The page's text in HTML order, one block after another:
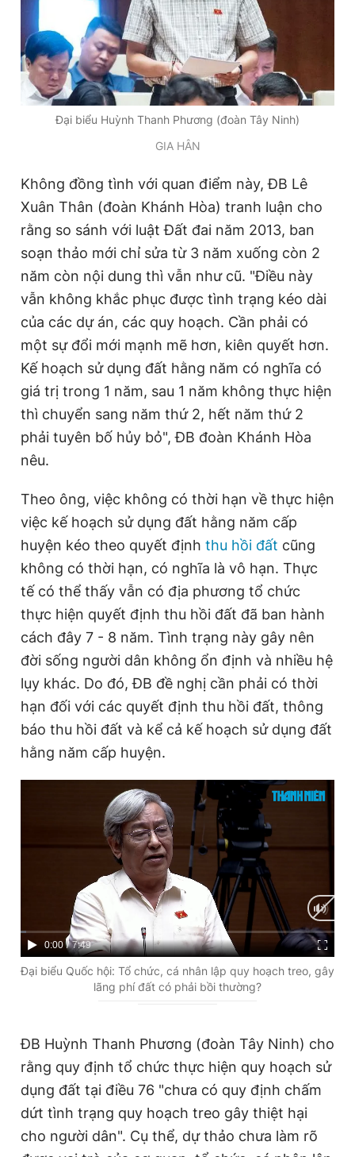
Tổng biên tập: Nguyễn Ngọc Toàn
Phó tổng biên tập thường trực: Hải Thành
Phó tổng biên tập: Lâm Hiếu Dũng
Phó tổng biên tập: Trần Việt Hưng
Tổng thư ký tòa soạn: Đức Trung
Giấy phép xuất bản số 110/GP - BTTTT cấp ngày 24.3.2020
© 2003-2026 Bản quyền thuộc về Báo Thanh Niên. Cấm sao
bản. Phát triển bởi ePi Technologies, JSC.
Đại biểu Huỳnh Thanh Phương (đoàn Tây Ninh)
GIA HÂN
Không đồng tình với quan điểm này, ĐB Lê
Xuân Thân (đoàn Khánh Hòa) tranh luận cho
rằng so sánh với luật Đất đai năm 2013, ban
soạn thảo mới chỉ sửa từ 3 năm xuống còn 2
năm còn nội dung thì vẫn như cũ. "Điều này
vẫn không khắc phục được tình trạng kéo dài
của các dự án, các quy hoạch. Cần phải có
một sự đổi mới mạnh mẽ hơn, kiên quyết hơn.
Kế hoạch sử dụng đất hằng năm có nghĩa có
giá trị trong 1 năm, sau 1 năm không thực hiện
thì chuyển sang năm thứ 2, hết năm thứ 2
phải tuyên bố hủy bỏ", ĐB đoàn Khánh Hòa
nêu.
Theo ông, việc không có thời hạn về thực hiện
việc kế hoạch sử dụng đất hằng năm cấp
huyện kéo theo quyết định thu hồi đất cũng
không có thời hạn, có nghĩa là vô hạn. Thực
tế có thể thấy vẫn có địa phương tổ chức
thực hiện quyết định thu hồi đất đã ban hành
cách đây 7 - 8 năm. Tình trạng này gây nên
đời sống người dân không ổn định và nhiều hệ
lụy khác. Do đó, ĐB đề nghị cần phải có thời
hạn đối với các quyết định thu hồi đất, thông
báo thu hồi đất và kể cả kế hoạch sử dụng đất
hằng năm cấp huyện.
C
u
e
n
t
T
i
0:00 / D
u
t
i
o
n
7:49
Đại biểu Quốc hội: Tổ chức, cá nhân lập quy hoạch treo, gây
lãng phí đất có phải bồi thường?
ĐB Huỳnh Thanh Phương (đoàn Tây Ninh) cho
rằng quy định tổ chức thực hiện quy hoạch sử
dụng đất tại điều 76 "chưa có quy định chấm
dứt tình trạng quy hoạch treo gây thiệt hại
cho người dân". Cụ thể, dự thảo chưa làm rõ